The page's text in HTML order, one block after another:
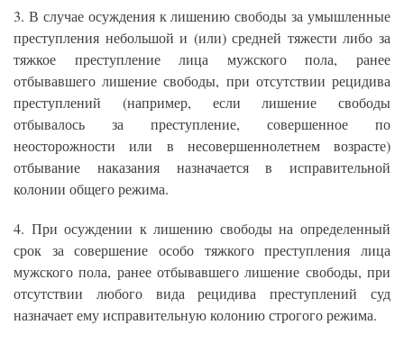
3. В случае осуждения к лишению свободы за умышленные
преступления небольшой и (или) средней тяжести либо за
тяжкое преступление лица мужского пола, ранее
отбывавшего лишение свободы, при отсутствии рецидива
преступлений (например, если лишение свободы
отбывалось за преступление, совершенное по
неосторожности или в несовершеннолетнем возрасте)
отбывание наказания назначается в исправительной
колонии общего режима.
4. При осуждении к лишению свободы на определенный
срок за совершение особо тяжкого преступления лица
мужского пола, ранее отбывавшего лишение свободы, при
отсутствии любого вида рецидива преступлений суд
назначает ему исправительную колонию строгого режима.